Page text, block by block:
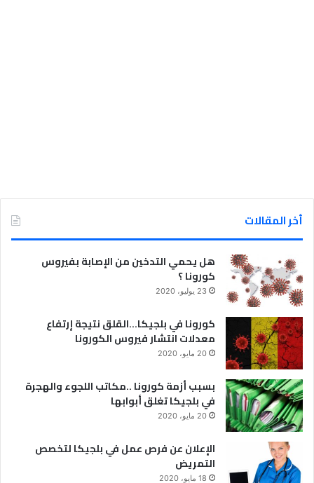
أخر المقالات
هل يحمي التدخين من الإصابة بفيروس
كورونا ؟
23 يوليو، 2020
كورونا في بلجيكا…القلق نتيجة إرتفاع
معدلات انتشار فيروس الكورونا
20 مايو، 2020
بسبب أزمة كورونا ..مكاتب اللجوء والهجرة
في بلجيكا تغلق أبوابها
20 مايو، 2020
الإعلان عن فرص عمل في بلجيكا لتخصص
التمريض
18 مايو، 2020